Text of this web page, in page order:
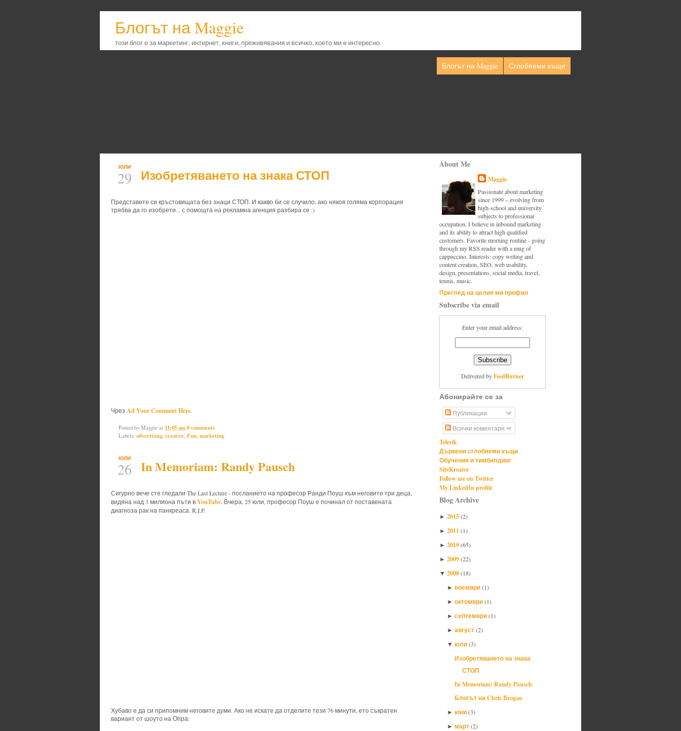
Блогът на Maggie
този блог е за маркетинг, интернет, книги, преживявания и всичко, което ми е интересно.
Блогът на Maggie Сглобяеми къщи
ЮЛИ
29 Изобретяването на знака СТОП
Представете си кръстовищата без знаци СТОП. И какво би се случило, ако някоя голяма корпорация
трябва да го изобрети... с помощта на рекламна агенция разбира се :)
Чрез Ad Your Comment Here.
Posted by Maggie at 11:05 am0 comments
Labels: advertising, creative, Fun, marketing
ЮЛИ
26 In Memoriam: Randy Pausch
Сигурно вече сте гледали The Last Lecture - посланието на професор Ранди Поуш към неговите три деца,
видяна над 3 милиона пъти вYouTube. Вчера, 25 юли, професор Поуш е починал от поставената
диагноза рак на панкреаса. R.I.P.
Хубаво е да си припомним неговите думи. Ако не искате да отделите тези 76 минути, ето съкратен
вариант от шоуто на Опра:
About Me
Maggie
Passionate about marketing
since 1999 – evolving from
high-school and university
subjects to professional
occupation. I believe in inbound marketing
and its ability to attract high qualified
customers. Favorite morning routine - going
through my RSS reader with a mug of
cappuccino. Interests: copy writing and
content creation, SEO, web usability,
design, presentations, social media, travel,
tennis, music.
Преглед на целия ми профил
Subscribe via email
Enter your email address:
Delivered byFeedBurner
Абонирайте се за
Публикации
Всички коментари
Telerik
Дървени сглобяеми къщи
Обучения и тимбилдинг
SiteKreator
Follow me on Twitter
My LinkedIn profile
Blog Archive
► 2015(2)
► 2011(1)
► 2010(65)
► 2009(22)
▼ 2008(18)
► ноември(1)
► октомври(1)
► септември(1)
► август(2)
▼ юли(3)
Изобретяването на знака
СТОП
In Memoriam: Randy Pausch
Блогът на Chris Brogan
► юни(3)
► март(2)